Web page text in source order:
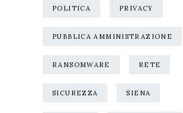
POLITICA PRIVACY
PUBBLICA AMMINISTRAZIONE
RANSOMWARE RETE
SICUREZZA SIENA